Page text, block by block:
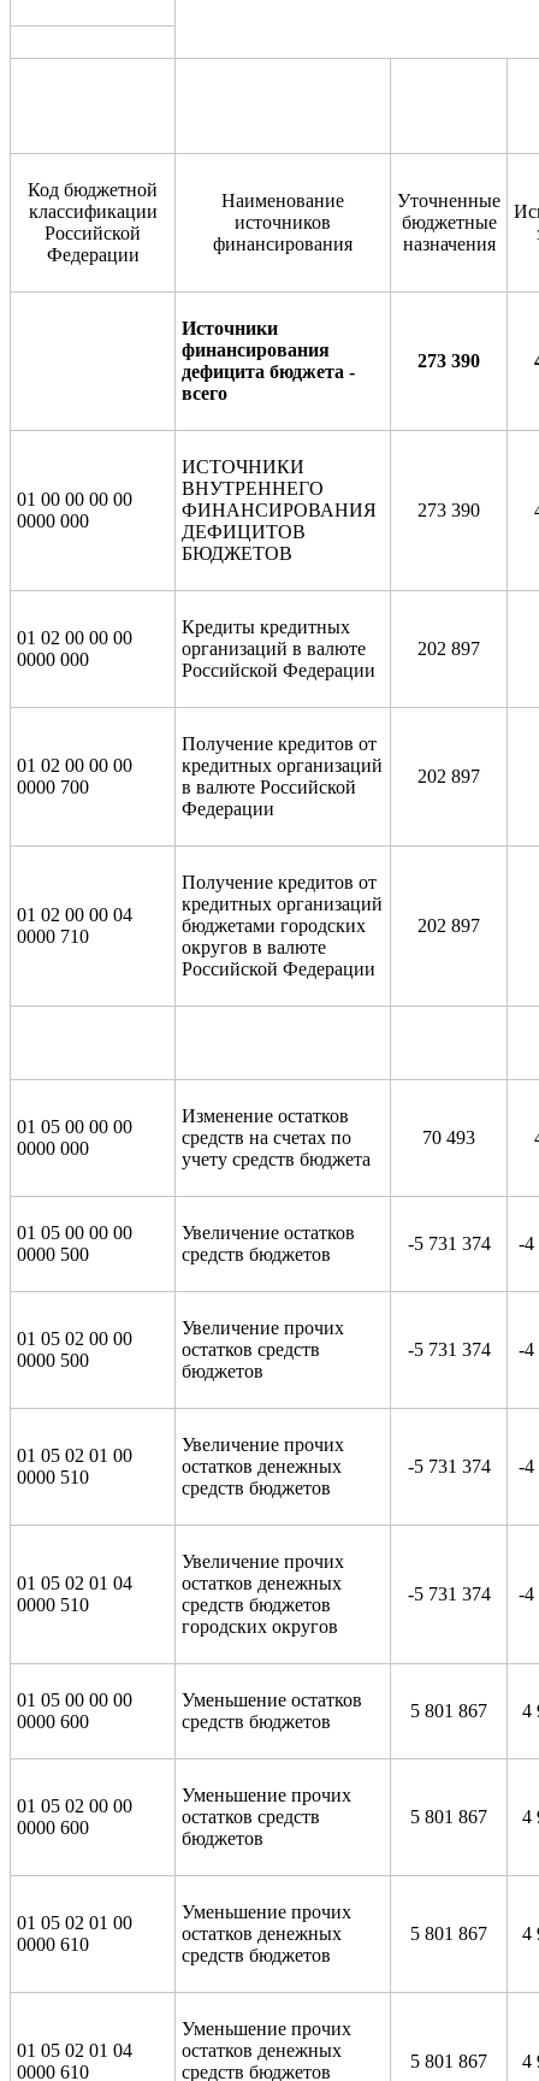
Код бюджетной
классификации
Российской
Федерации
Наименование
источников
финансирования
Уточненные
бюджетные
назначения
Источники
финансирования
дефицита бюджета -
всего
273 390
01 00 00 00 00
0000 000
ИСТОЧНИКИ
ВНУТРЕННЕГО
ФИНАНСИРОВАНИЯ
ДЕФИЦИТОВ
БЮДЖЕТОВ
273 390
01 02 00 00 00
0000 000
Кредиты кредитных
организаций в валюте
Российской Федерации
202 897
01 02 00 00 00
0000 700
Получение кредитов от
кредитных организаций
в валюте Российской
Федерации
202 897
01 02 00 00 04
0000 710
Получение кредитов от
кредитных организаций
бюджетами городских
округов в валюте
Российской Федерации
202 897
01 05 00 00 00
0000 000
Изменение остатков
средств на счетах по
учету средств бюджета
70 493
01 05 00 00 00
0000 500
Увеличение остатков
средств бюджетов
-5 731 374 -4
01 05 02 00 00
0000 500
Увеличение прочих
остатков средств
бюджетов
-5 731 374 -4
01 05 02 01 00
0000 510
Увеличение прочих
остатков денежных
средств бюджетов
-5 731 374 -4
01 05 02 01 04
0000 510
Увеличение прочих
остатков денежных
средств бюджетов
городских округов
-5 731 374 -4
01 05 00 00 00
0000 600
Уменьшение остатков
средств бюджетов
5 801 867 4
01 05 02 00 00
0000 600
Уменьшение прочих
остатков средств
бюджетов
5 801 867 4
01 05 02 01 00
0000 610
Уменьшение прочих
остатков денежных
средств бюджетов
5 801 867 4
01 05 02 01 04
0000 610
Уменьшение прочих
остатков денежных
средств бюджетов
5 801 867 4